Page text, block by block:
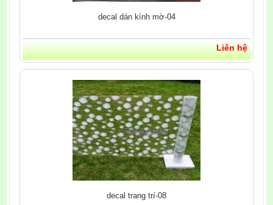
decal dán kính mờ-04
Liên hệ
decal trang trí-08